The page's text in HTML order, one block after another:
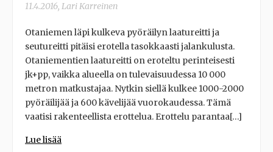
11.4.2016, Lari Karreinen
Otaniemen läpi kulkeva pyöräilyn laatureitti ja
seutureitti pitäisi erotella tasokkaasti jalankulusta.
Otaniementien laatureitti on eroteltu perinteisesti
jk+pp, vaikka alueella on tulevaisuudessa 10 000
metron matkustajaa. Nytkin siellä kulkee 1000-2000
pyöräilijää ja 600 kävelijää vuorokaudessa. Tämä
vaatisi rakenteellista erottelua. Erottelu parantaa[…]
Lue lisää